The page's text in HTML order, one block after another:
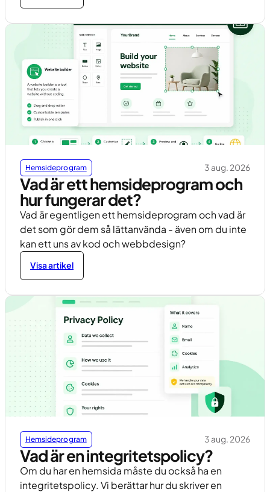
Hemsideprogram 3 aug. 2026
Vad är ett hemsideprogram och
hur fungerar det?
Vad är egentligen ett hemsideprogram och vad är
det som gör dem så lättanvända - även om du inte
kan ett uns av kod och webbdesign?
Visa artikel
Hemsideprogram 3 aug. 2026
Vad är en integritetspolicy?
Om du har en hemsida måste du också ha en
integritetspolicy. Vi berättar hur du skriver en